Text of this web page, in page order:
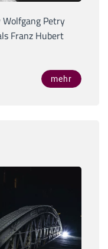
Petry
Franz Hubert
mehr